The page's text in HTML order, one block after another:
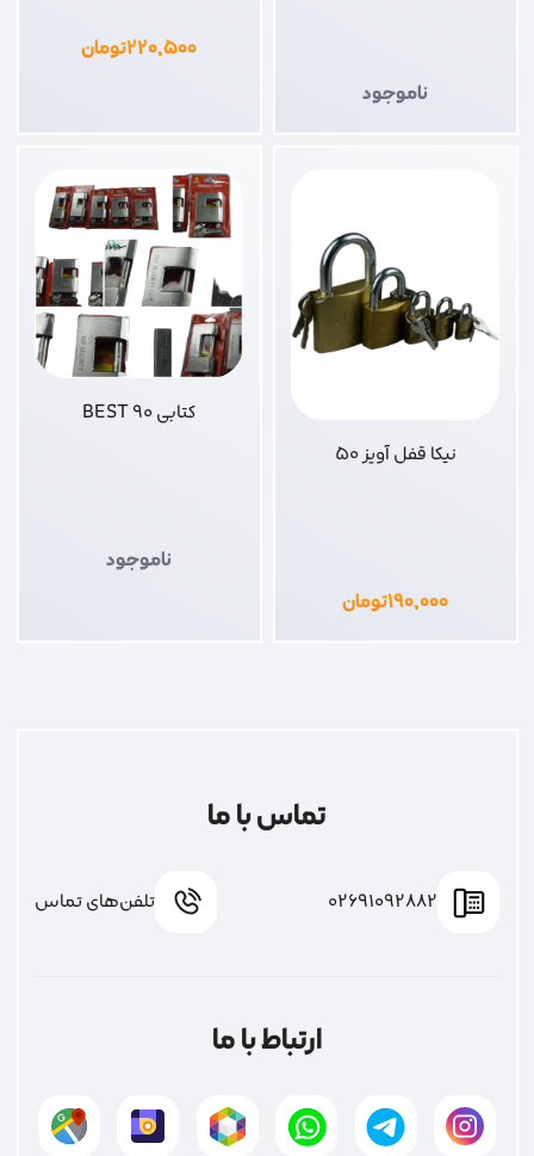
ناموجود
۲۲۰,۵۰۰تومان
نیکا قفل آویز 50
۱۹۰,۰۰۰تومان
کتابی 90 BEST
ناموجود
تماس با ما
02691092882 تلفن‌های تماس
ارتباط با ما